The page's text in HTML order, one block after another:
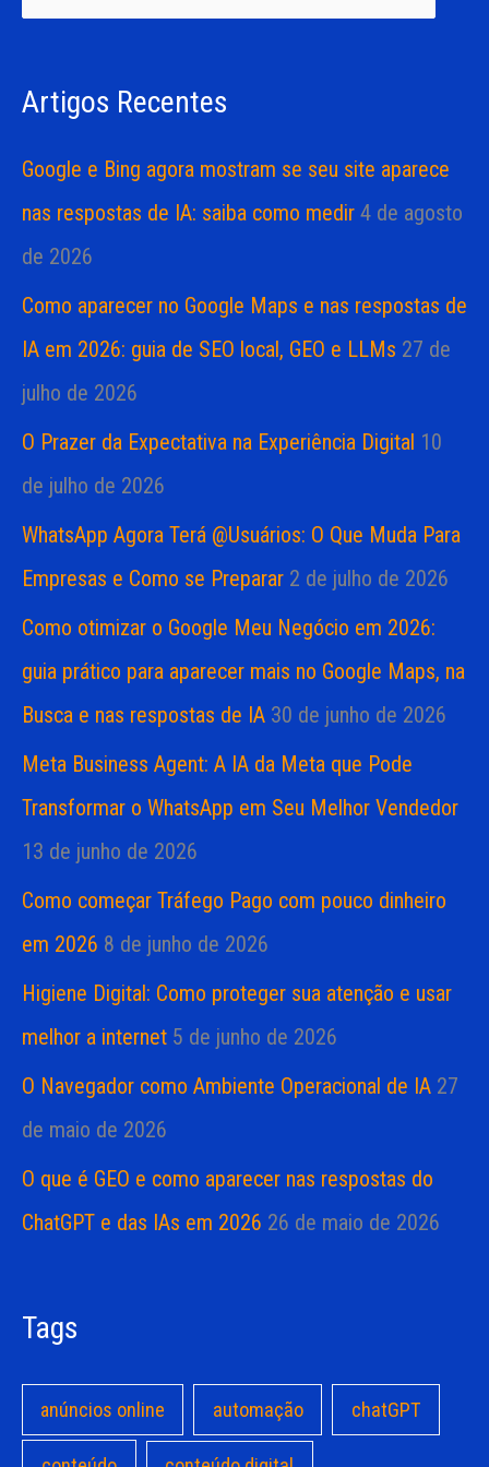
i
a
r
o
sArtigos Recentes
Google e Bing agora mostram se seu site aparece
nas respostas de IA: saiba como medir 4 de agosto
de 2026
Como aparecer no Google Maps e nas respostas de
IA em 2026: guia de SEO local, GEO e LLMs 27 de
julho de 2026
O Prazer da Expectativa na Experiência Digital 10
de julho de 2026
WhatsApp Agora Terá @Usuários: O Que Muda Para
Empresas e Como se Preparar 2 de julho de 2026
Como otimizar o Google Meu Negócio em 2026:
guia prático para aparecer mais no Google Maps, na
Busca e nas respostas de IA 30 de junho de 2026
Meta Business Agent: A IA da Meta que Pode
Transformar o WhatsApp em Seu Melhor Vendedor
13 de junho de 2026
Como começar Tráfego Pago com pouco dinheiro
em 2026 8 de junho de 2026
Higiene Digital: Como proteger sua atenção e usar
melhor a internet 5 de junho de 2026
O Navegador como Ambiente Operacional de IA 27
de maio de 2026
O que é GEO e como aparecer nas respostas do
ChatGPT e das IAs em 2026 26 de maio de 2026
Tags
anúncios online automação chatGPT